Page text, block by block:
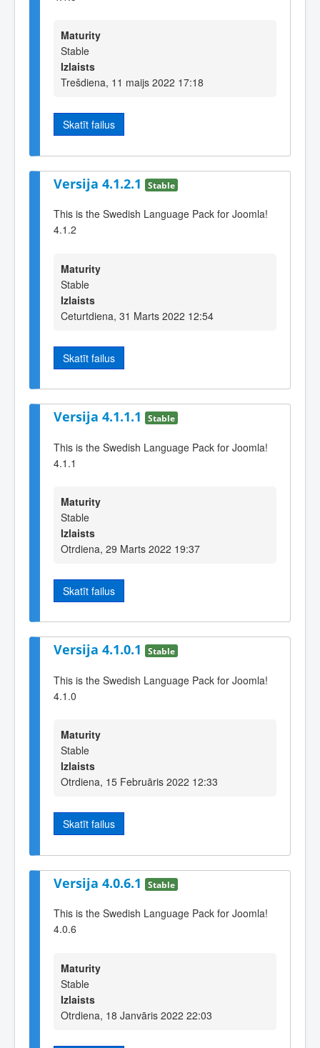
Maturity
Stable
Izlaists
Trešdiena, 11 maijs 2022 17:18
Skatīt failus
Versija 4.1.2.1 Stable
This is the Swedish Language Pack for Joomla!
4.1.2
Maturity
Stable
Izlaists
Ceturtdiena, 31 Marts 2022 12:54
Skatīt failus
Versija 4.1.1.1 Stable
This is the Swedish Language Pack for Joomla!
4.1.1
Maturity
Stable
Izlaists
Otrdiena, 29 Marts 2022 19:37
Skatīt failus
Versija 4.1.0.1 Stable
This is the Swedish Language Pack for Joomla!
4.1.0
Maturity
Stable
Izlaists
Otrdiena, 15 Februāris 2022 12:33
Skatīt failus
Versija 4.0.6.1 Stable
This is the Swedish Language Pack for Joomla!
4.0.6
Maturity
Stable
Izlaists
Otrdiena, 18 Janvāris 2022 22:03